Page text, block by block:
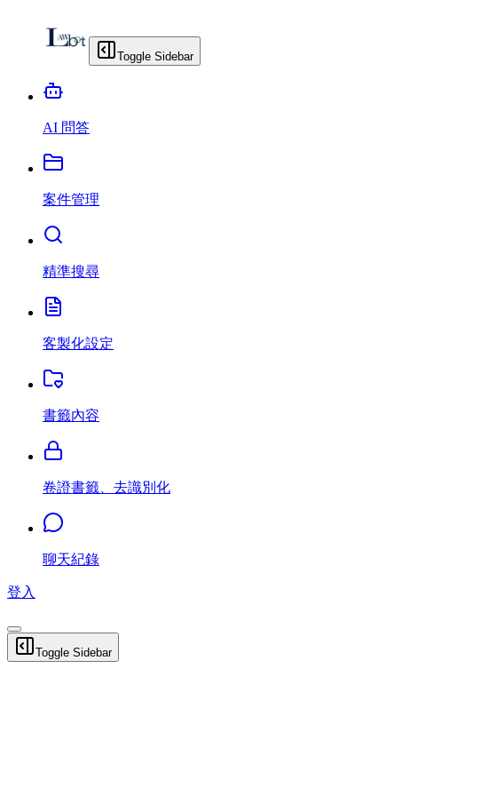
Toggle Sidebar
AI 問答
案件管理
精準搜尋
客製化設定
書籤內容
卷證書籤、去識別化
聊天紀錄
登入
Toggle Sidebar